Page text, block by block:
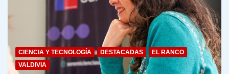
CIENCIA Y TECNOLOGÍA DESTACADAS
EL RANCO
VALDIVIA